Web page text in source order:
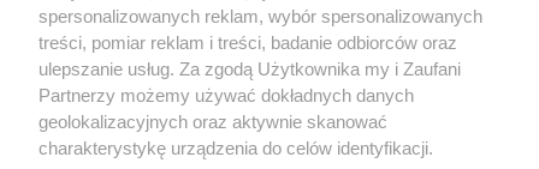
X Facebook Instagram Youtube
spersonalizowanych reklam, wybór spersonalizowanych
treści, pomiar reklam i treści, badanie odbiorców oraz
ulepszanie usług. Za zgodą Użytkownika my i Zaufani
Partnerzy możemy używać dokładnych danych
geolokalizacyjnych oraz aktywnie skanować
charakterystykę urządzenia do celów identyfikacji.